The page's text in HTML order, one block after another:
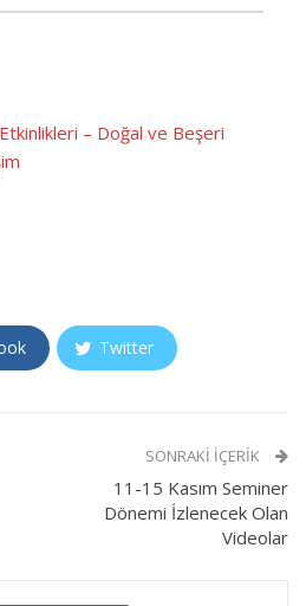
Etkinlikleri – Doğal ve Beşeri
Twitter
SONRAKI İÇERIK
11-15 Kasım Seminer
Dönemi İzlenecek Olan
Videolar